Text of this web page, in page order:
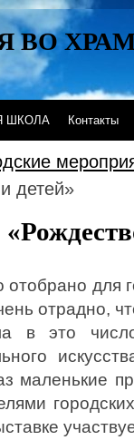
ВО
ШКОЛА Контакты
детей»
для
отрадно,
в это
маленькие